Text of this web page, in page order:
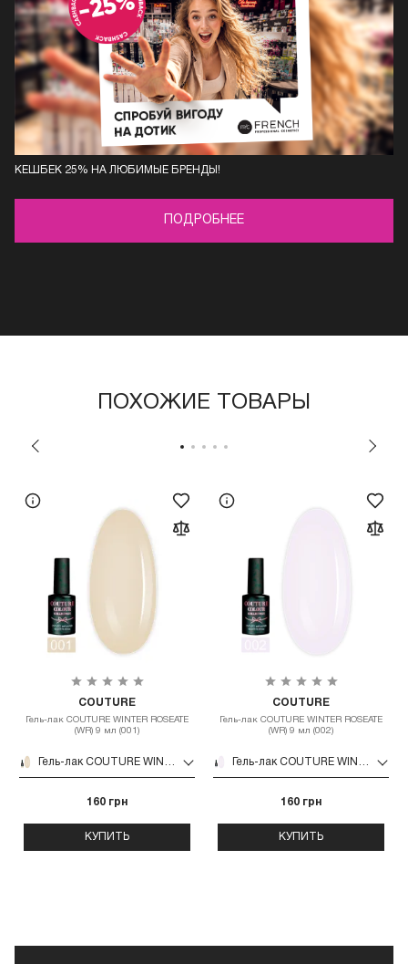
КЕШБЕК 25% НА ЛЮБИМЫЕ БРЕНДЫ!
ПОДРОБНЕЕ
ПОХОЖИЕ ТОВАРЫ
COUTURE
Гель-лак COUTURE WINTER ROSEATE
(WR) 9 мл (001)
160 грн
КУПИТЬ
COUTURE
Гель-лак COUTURE WINTER ROSEATE
(WR) 9 мл (002)
160 грн
КУПИТЬ